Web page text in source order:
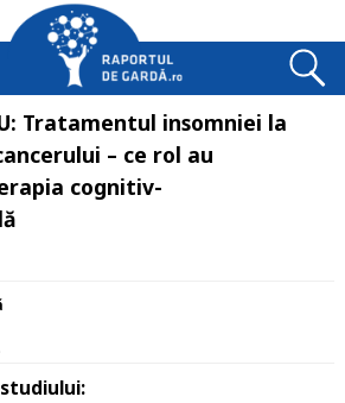
Tratamentul insomniei la
– ce rol au
cognitiv-